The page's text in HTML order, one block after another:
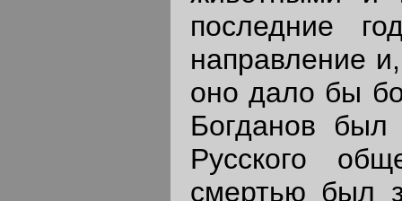
последние
направление
оно дало бы
Богданов был
Русского
смертью был